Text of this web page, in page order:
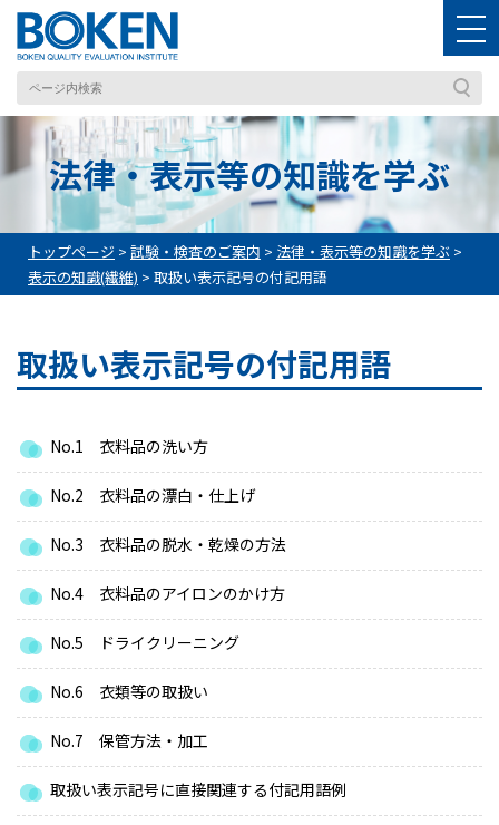
法律・表示等の知識を学ぶ
トップページ > 試験・検査のご案内 > 法律・表示等の知識を学ぶ >
表示の知識(繊維) > 取扱い表示記号の付記用語
取扱い表示記号の付記用語
No.1 衣料品の洗い方
No.2 衣料品の漂白・仕上げ
No.3 衣料品の脱水・乾燥の方法
No.4 衣料品のアイロンのかけ方
No.5 ドライクリーニング
No.6 衣類等の取扱い
No.7 保管方法・加工
取扱い表示記号に直接関連する付記用語例